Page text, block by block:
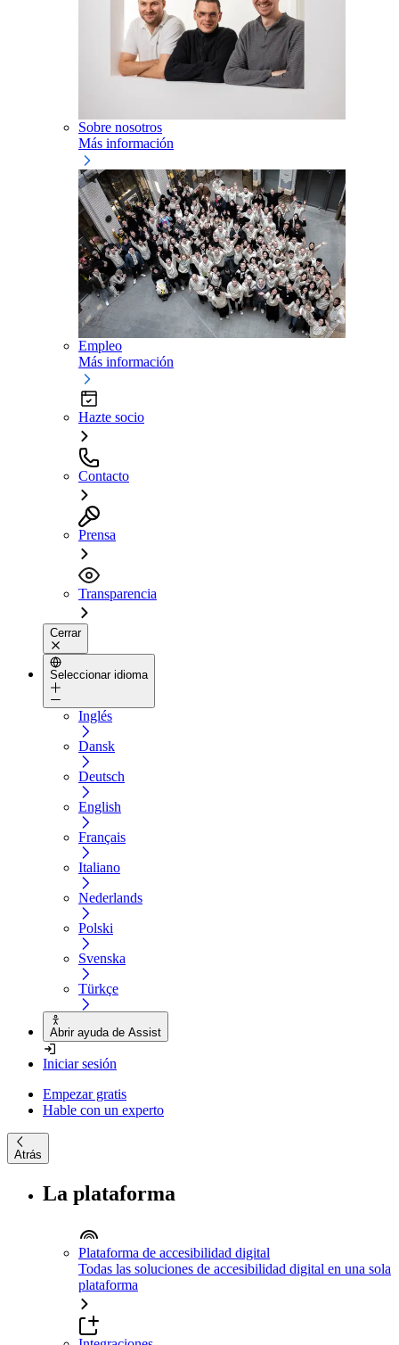
Sobre nosotros
Más información
Empleo
Más información
Hazte socio
Contacto
Prensa
Transparencia
Cerrar
Seleccionar idioma
Inglés
Dansk
Deutsch
English
Français
Italiano
Nederlands
Polski
Svenska
Türkçe
Abrir ayuda de Assist
Iniciar sesión
Empezar gratis
Hable con un experto
Atrás
La plataforma
Plataforma de accesibilidad digital
Todas las soluciones de accesibilidad digital en una sola
plataforma